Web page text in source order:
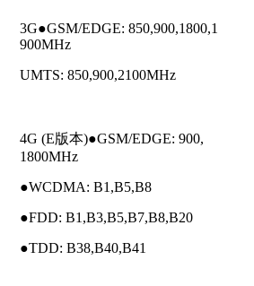
3G●GSM/EDGE: 850,900,1800,1
900MHz
UMTS: 850,900,2100MHz
4G (E版本)●GSM/EDGE: 900,
1800MHz
●WCDMA: B1,B5,B8
●FDD: B1,B3,B5,B7,B8,B20
●TDD: B38,B40,B41